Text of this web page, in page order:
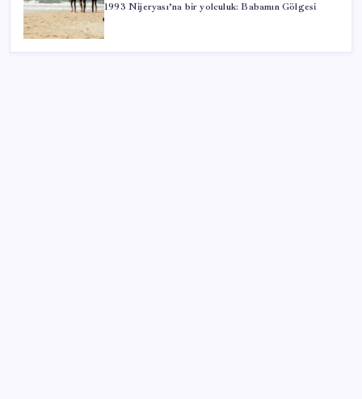
1993 Nijeryası’na bir yolculuk: Babamın Gölgesi